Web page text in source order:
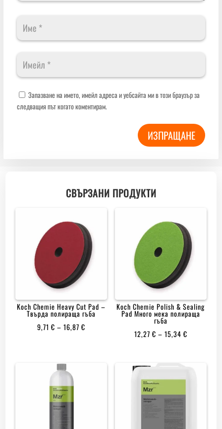
Запазване на името, имейл адреса и уебсайта ми в този браузър за
следващия път когато коментирам.
ИЗПРАЩАНЕ
СВЪРЗАНИ ПРОДУКТИ
Koch Chemie Heavy Cut Pad –
Твърда полираща гъба
9,71€ – 16,87€
THROUGH
Koch Chemie Polish & Sealing
Pad Много мека полираща
гъба
12,27€ – 15,34€PRICE